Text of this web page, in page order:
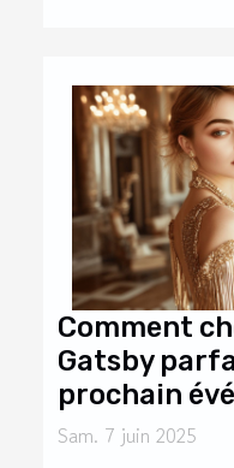
Comment
Gatsby
prochain
Sam. 7 juin 2025